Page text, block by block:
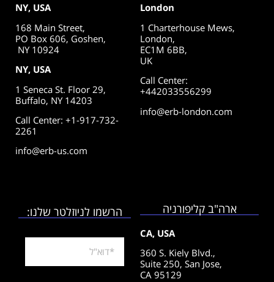
London
1 Charterhouse Mews,
London,
EC1M 6BB,
UK
Call Center:
+442033556299
info@erb-london.com
NY, USA
168 Main Street,
PO Box 606, Goshen,
NY 10924
NY, USA
1 Seneca St. Floor 29,
Buffalo, NY 14203
Call Center: +1-917-732-
2261
info@erb-us.com
ארה"ב קליפורניה
CA, USA
360 S. Kiely Blvd.,
Suite 250, San Jose,
CA 95129
הרשמו לניוזלטר שלנו: